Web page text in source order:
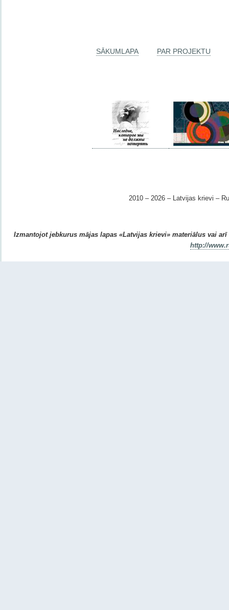
SĀKUMLAPA PAR PROJEKTU
2010 – 2026 – Latvijas krievi –
Izmantojot jebkurus mājas lapas «Latvijas krievi» materiālus vai
http://